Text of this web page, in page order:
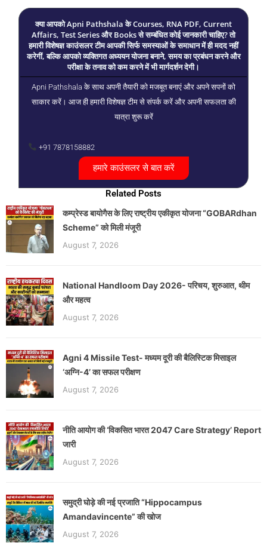
क्या आपको Apni Pathshala के Courses, RNA PDF, Current
Affairs, Test Series और Books से सम्बंधित कोई जानकारी चाहिए? तो
हमारी विशेषज्ञ काउंसलर टीम आपकी सिर्फ समस्याओं के समाधान में ही मदद नहीं
करेगीं, बल्कि आपको व्यक्तिगत अध्ययन योजना बनाने, समय का प्रबंधन करने और
परीक्षा के तनाव को कम करने में भी मार्गदर्शन देगी।
Apni Pathshala के साथ अपनी तैयारी को मजबूत बनाएं और अपने सपनों को
साकार करें। आज ही हमारी विशेषज्ञ टीम से संपर्क करें और अपनी सफलता की
यात्रा शुरू करें
+91 7878158882
हमारे काउंसलर से बात करें
Related Posts
कम्प्रेस्ड बायोगैस के लिए राष्ट्रीय एकीकृत योजना “GOBARdhan
Scheme” को मिली मंजूरी
August 7, 2026
National Handloom Day 2026- परिचय, शुरुआत, थीम
और महत्व
August 7, 2026
Agni 4 Missile Test- मध्यम दूरी की बैलिस्टिक मिसाइल
‘अग्नि-4’ का सफल परीक्षण
August 7, 2026
नीति आयोग की ‘विकसित भारत 2047 Care Strategy’ Report
जारी
August 7, 2026
समुद्री घोड़े की नई प्रजाति “Hippocampus
Amandavincente” की खोज
August 7, 2026